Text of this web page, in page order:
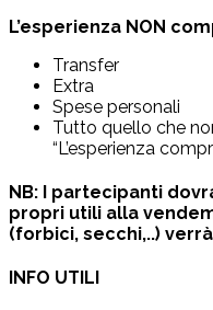
L’esperienza NON
Transfer
Extra
Spese personali
Tutto quello che
“L’esperienza
NB: I partecipanti
propri utili alla
(forbici, secchi,..)
INFO UTILI